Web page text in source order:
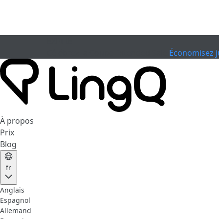
Économisez
À propos
Prix
Blog
fr
Anglais
Espagnol
Allemand